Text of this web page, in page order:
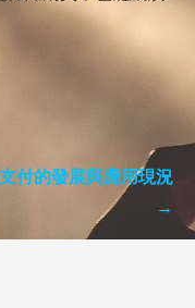
付的發展與應用現況
→